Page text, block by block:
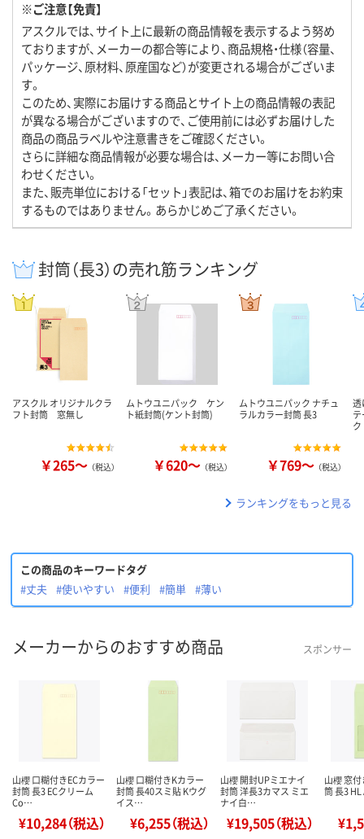
※ご注意【免責】
アスクルでは、サイト上に最新の商品情報を表示するよう努め
ておりますが、メーカーの都合等により、商品規格・仕様（容量、
パッケージ、原材料、原産国など）が変更される場合がございま
す。
このため、実際にお届けする商品とサイト上の商品情報の表記
が異なる場合がございますので、ご使用前には必ずお届けした
商品の商品ラベルや注意書きをご確認ください。
さらに詳細な商品情報が必要な場合は、メーカー等にお問い合
わせください。
また、販売単位における「セット」表記は、箱でのお届けをお約束
するものではありません。あらかじめご了承ください。
封筒（長3）の売れ筋ランキング
アスクル オリジナルクラ
フト封筒 窓無し
￥265～ （税込）
ムトウユニパック ケン
ト紙封筒(ケント封筒)
￥620～ （税込）
ムトウユニパック ナチュ
ラルカラー封筒 長3
￥769～ （税込）
透
ク
ランキングをもっと見る
この商品のキーワードタグ
#丈夫
#使いやすい #便利 #簡単 #薄い
メーカーからのおすすめ商品 スポンサー
山櫻 口糊付きECカラー
封筒 長3 ECクリーム
Co…
¥10,284（税込）
山櫻 口糊付きKカラー
封筒 長40スミ貼 Kウグ
イス…
¥6,255（税込）
山櫻 開封UPミエナイ
封筒 洋長3カマス ミエ
ナイ白…
¥19,505（税込）
山櫻 窓
筒 長3